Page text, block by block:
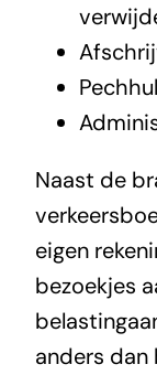
Naast de
eigen
bezoekjes
anders dan